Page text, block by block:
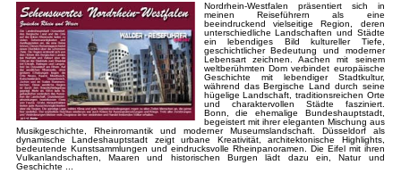
Nordrhein-Westfalen präsentiert sich in
meinen Reiseführern als eine
beeindruckend vielseitige Region, deren
unterschiedliche Landschaften und Städte
ein lebendiges Bild kultureller Tiefe,
geschichtlicher Bedeutung und moderner
Lebensart zeichnen. Aachen mit seinem
weltberühmten Dom verbindet europäische
Geschichte mit lebendiger Stadtkultur,
während das Bergische Land durch seine
hügelige Landschaft, traditionsreichen Orte
und charaktervollen Städte fasziniert.
Bonn, die ehemalige Bundeshauptstadt,
begeistert mit ihrer eleganten Mischung aus
Musikgeschichte, Rheinromantik und moderner Museumslandschaft. Düsseldorf als
dynamische Landeshauptstadt zeigt urbane Kreativität, architektonische Highlights,
bedeutende Kunstsammlungen und eindrucksvolle Rheinpanoramen. Die Eifel mit ihren
Vulkanlandschaften, Maaren und historischen Burgen lädt dazu ein, Natur und
Geschichte ...